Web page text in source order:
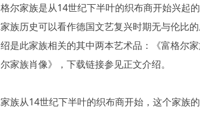
尔家族是从14世纪下半叶的织布商开始兴起的
族历史可以看作德国文艺复兴时期无与伦比的
是此家族相关的其中两本艺术品：《富格尔
尔家族肖像》，下载链接参见正文介绍。
族从14世纪下半叶的织布商开始，这个家族